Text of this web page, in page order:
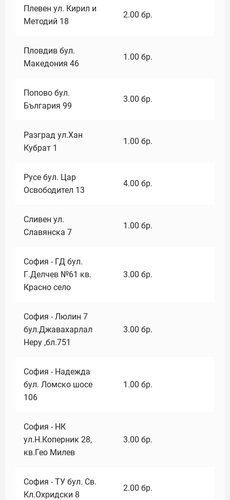
Плевен ул. Кирил и
Методий 18
2.00 бр.
Пловдив бул.
Македония 46
1.00 бр.
Попово бул.
България 99
3.00 бр.
Разград ул.Хан
Кубрат 1
1.00 бр.
Русе бул. Цар
Освободител 13
4.00 бр.
Сливен ул.
Славянска 7
1.00 бр.
София - ГД бул.
Г.Делчев №61 кв.
Красно село
3.00 бр.
София - Люлин 7
бул.Джавахарлал
Неру ,бл.751
3.00 бр.
София - Надежда
бул. Ломско шосе
106
1.00 бр.
София - НК
ул.Н.Коперник 28,
кв.Гео Милев
3.00 бр.
София - ТУ бул. Св.
Кл.Охридски 8
2.00 бр.